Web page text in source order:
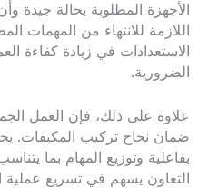
الأجهزة المطلوبة بحالة جيدة
اللازمة للانتهاء من المهمات
الاستعدادات في زيادة كفاءة
الضرورية.
علاوة على ذلك، فإن العمل
ضمان نجاح تركيب المكيفات.
بفاعلية وتوزيع المهام بما
التعاون يسهم في تسريع عملية